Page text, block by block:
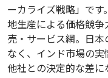
ーカライズ戦略」で
地生産による価格競
売・サービス網。日
なく、インド市場の実
他社との決定的な差に